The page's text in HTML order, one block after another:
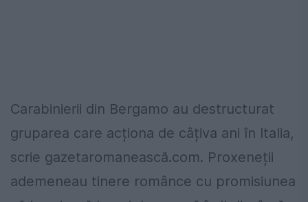
Carabinierii din Bergamo au destructurat
gruparea care acționa de câțiva ani în Italia,
scrie gazetaromanească.com. Proxeneții
ademeneau tinere românce cu promisiunea